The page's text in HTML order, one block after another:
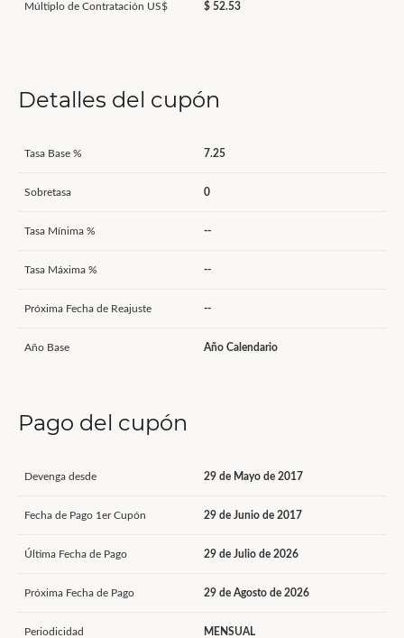
Múltiplo de Contratación US$ $ 52.53
Detalles del cupón
Tasa Base % 7.25
Sobretasa 0
Tasa Mínima % --
Tasa Máxima % --
Próxima Fecha de Reajuste --
Año Base Año Calendario
Pago del cupón
Devenga desde 29 de Mayo de 2017
Fecha de Pago 1er Cupón 29 de Junio de 2017
Última Fecha de Pago 29 de Julio de 2026
Próxima Fecha de Pago 29 de Agosto de 2026
Periodicidad MENSUAL